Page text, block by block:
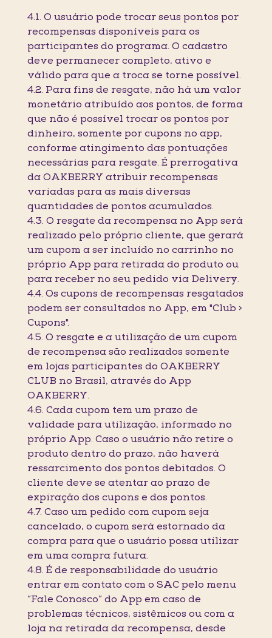
4.1. O usuário pode trocar seus pontos por
recompensas disponíveis para os
participantes do programa. O cadastro
deve permanecer completo, ativo e
válido para que a troca se torne possível.
4.2. Para fins de resgate, não há um valor
monetário atribuído aos pontos, de forma
que não é possível trocar os pontos por
dinheiro, somente por cupons no app,
conforme atingimento das pontuações
necessárias para resgate. É prerrogativa
da OAKBERRY atribuir recompensas
variadas para as mais diversas
quantidades de pontos acumulados.
4.3. O resgate da recompensa no App será
realizado pelo próprio cliente, que gerará
um cupom a ser incluído no carrinho no
próprio App para retirada do produto ou
para receber no seu pedido via Delivery.
4.4. Os cupons de recompensas resgatados
podem ser consultados no App, em "Club >
Cupons".
4.5. O resgate e a utilização de um cupom
de recompensa são realizados somente
em lojas participantes do OAKBERRY
CLUB no Brasil, através do App
OAKBERRY.
4.6. Cada cupom tem um prazo de
validade para utilização, informado no
próprio App. Caso o usuário não retire o
produto dentro do prazo, não haverá
ressarcimento dos pontos debitados. O
cliente deve se atentar ao prazo de
expiração dos cupons e dos pontos.
4.7. Caso um pedido com cupom seja
cancelado, o cupom será estornado da
compra para que o usuário possa utilizar
em uma compra futura.
4.8. É de responsabilidade do usuário
entrar em contato com o SAC pelo menu
“Fale Conosco” do App em caso de
problemas técnicos, sistêmicos ou com a
loja na retirada da recompensa, desde